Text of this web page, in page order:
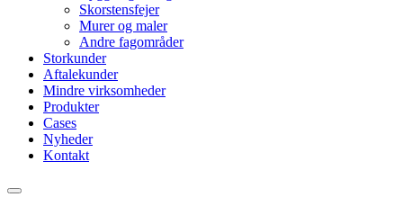
Skorstensfejer
Murer og maler
Andre fagområder
Storkunder
Aftalekunder
Mindre virksomheder
Produkter
Cases
Nyheder
Kontakt